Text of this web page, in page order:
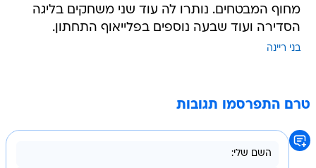
מחוף המבטחים. נותרו לה עוד שני משחקים בליגה
הסדירה ועוד שבעה נוספים בפלייאוף התחתון.
בני ריינה
טרם התפרסמו תגובות